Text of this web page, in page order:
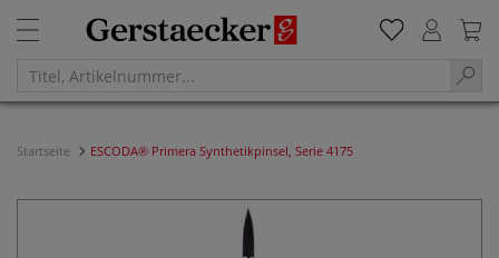
Startseite ESCODA® Primera Synthetikpinsel, Serie 4175